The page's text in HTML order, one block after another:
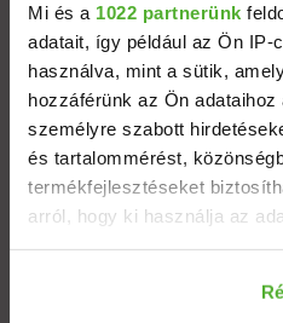
Mi és a 1022 partnerünk
adatait, így például az Ön IP-
használva, mint a sütik,
hozzáférünk az Ön
személyre szabott
és tartalommérést,
termékfejlesztéseket
arról, hogy ki használja az
Információgyűjtés az Ön
Ingatlanok
Eladó házak
Eladó lakások
Települések